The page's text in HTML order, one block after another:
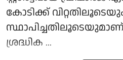
കോടിക്ക്
ശ്രദ്ധിക ...